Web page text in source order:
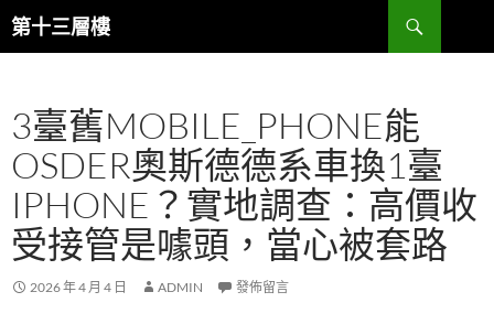
跳
至
內
容
第十三層樓
搜
尋
3臺舊MOBILE_PHONE能
OSDER奧斯德德系車換1臺
IPHONE？實地調查：高價收
受接管是噱頭，當心被套路
2026 年 4 月 4 日 ADMIN 發佈留言